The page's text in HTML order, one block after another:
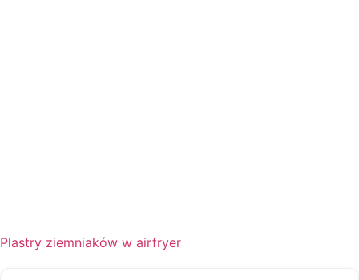
Plastry ziemniaków w airfryer